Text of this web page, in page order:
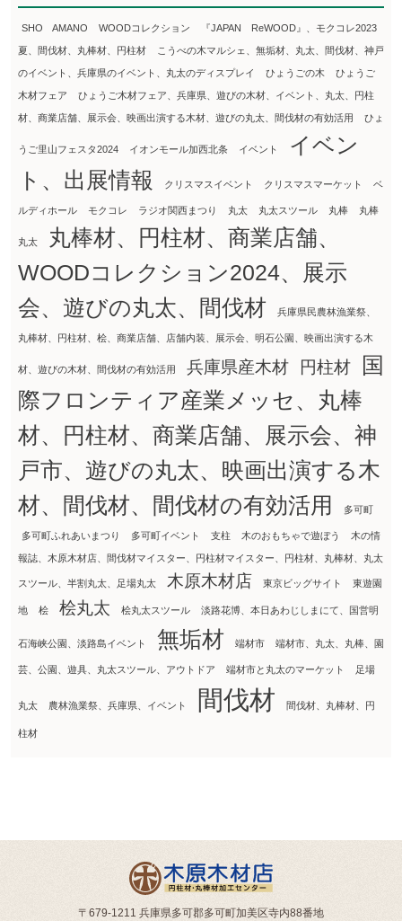
SHO AMANO WOODコレクション 『JAPAN ReWOOD』、モクコレ2023
夏、間伐材、丸棒材、円柱材 こうべの木マルシェ、無垢材、丸太、間伐材、神戸
のイベント、兵庫県のイベント、丸太のディスプレイ ひょうごの木 ひょうご
木材フェア ひょうご木材フェア、兵庫県、遊びの木材、イベント、丸太、円柱
材、商業店舗、展示会、映画出演する木材、遊びの丸太、間伐材の有効活用 ひょ
うご里山フェスタ2024 イオンモール加西北条 イベント
イベン
ト、出展情報
クリスマスイベント クリスマスマーケット ベ
ルディホール モクコレ ラジオ関西まつり 丸太 丸太スツール 丸棒 丸棒
丸太
丸棒材、円柱材、商業店舗、
WOODコレクション2024、展示
会、遊びの丸太、間伐材
兵庫県民農林漁業祭、
丸棒材、円柱材、桧、商業店舗、店舗内装、展示会、明石公園、映画出演する木
材、遊びの木材、間伐材の有効活用 兵庫県産木材 円柱材
国
際フロンティア産業メッセ、丸棒
材、円柱材、商業店舗、展示会、神
戸市、遊びの丸太、映画出演する木
材、間伐材、間伐材の有効活用
多可町
多可町ふれあいまつり 多可町イベント 支柱 木のおもちゃで遊ぼう 木の情
報誌、木原木材店、間伐材マイスター、円柱材マイスター、円柱材、丸棒材、丸太
スツール、半割丸太、足場丸太 木原木材店 東京ビッグサイト 東遊園
地 桧 桧丸太 桧丸太スツール 淡路花博、本日あわじしまにて、国営明
石海峡公園、淡路島イベント 無垢材 端材市 端材市、丸太、丸棒、園
芸、公園、遊具、丸太スツール、アウトドア 端材市と丸太のマーケット 足場
丸太 農林漁業祭、兵庫県、イベント 間伐材 間伐材、丸棒材、円
柱材
〒679-1211 兵庫県多可郡多可町加美区寺内88番地